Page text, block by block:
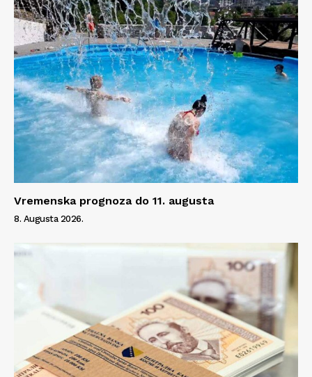
Vremenska prognoza do 11. augusta
8. Augusta 2026.